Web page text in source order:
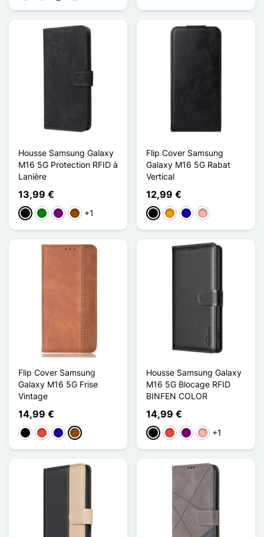
Housse Samsung Galaxy
M16 5G Protection RFID à
Lanière
13,99 €
Schwarz
GrünViolettBraun
+1
Flip Cover Samsung
Galaxy M16 5G Rabat
Vertical
12,99 €
Schwarz
OrangeDunkelblau
Roségold
Flip Cover Samsung
Galaxy M16 5G Frise
Vintage
14,99 €
Schwarz
Rot Dunkelblau
Braun
Housse Samsung Galaxy
M16 5G Blocage RFID
BINFEN COLOR
14,99 €
Schwarz
Rot ViolettRoségold
+1